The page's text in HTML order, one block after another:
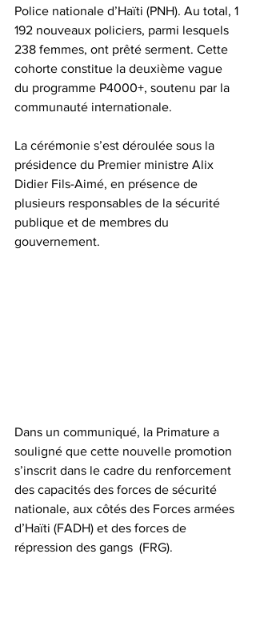
Police nationale d’Haïti (PNH). Au total, 1
192 nouveaux policiers, parmi lesquels
238 femmes, ont prêté serment. Cette
cohorte constitue la deuxième vague
du programme P4000+, soutenu par la
communauté internationale.
La cérémonie s’est déroulée sous la
présidence du Premier ministre Alix
Didier Fils-Aimé, en présence de
plusieurs responsables de la sécurité
publique et de membres du
gouvernement.
Dans un communiqué, la Primature a
souligné que cette nouvelle promotion
s’inscrit dans le cadre du renforcement
des capacités des forces de sécurité
nationale, aux côtés des Forces armées
d’Haïti (FADH) et des forces de
répression des gangs  (FRG).